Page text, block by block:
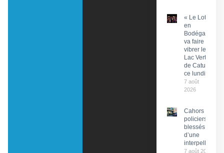
« Le Lot
en
Bodéga »
va faire
vibrer le
Lac Vert
de Catus
ce lundi
7 août
2026
Cahors : Des
policiers
blessés lors
d’une
interpellation
7 août 2026